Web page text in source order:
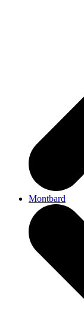
Montbard